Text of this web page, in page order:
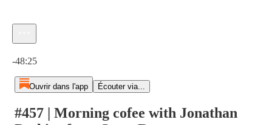
-48:25
Ouvrir dans l'app Écouter via...
#457 | Morning cofee with Jonathan